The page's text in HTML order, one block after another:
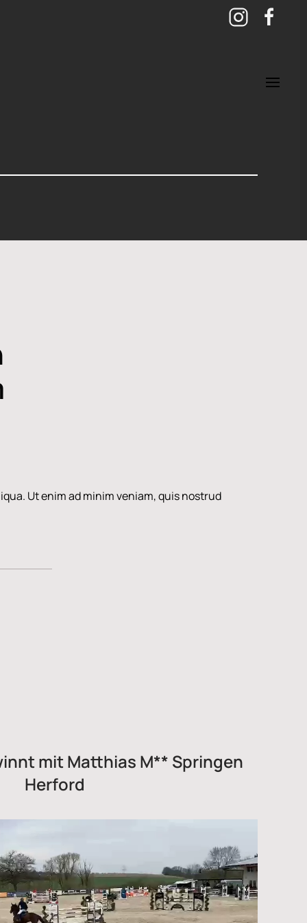
Ut enim ad minim veniam, quis nostrud
mit Matthias M** Springen
Herford